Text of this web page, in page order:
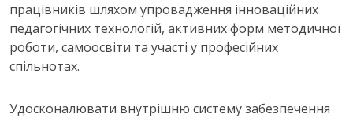
працівників шляхом упровадження інноваційних
педагогічних технологій, активних форм методичної
роботи, самоосвіти та участі у професійних
спільнотах.
Удосконалювати внутрішню систему забезпечення